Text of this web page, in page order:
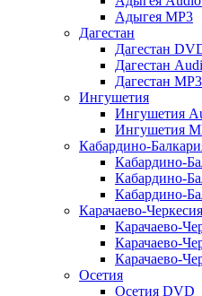
Адыгея MP3
Дагестан
Дагестан
Дагестан
Дагестан MP3
Ингушетия
Ингушетия
Ингушетия
Кабардино-
Кабардино-
Кабардино-
Кабардино-
Карачаево-Черкесия
Карачаево-
Карачаево-
Карачаево-
Осетия
Осетия DVD